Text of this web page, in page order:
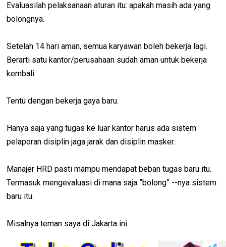
Evaluasilah pelaksanaan aturan itu: apakah masih ada yang
bolongnya.
Setelah 14 hari aman, semua karyawan boleh bekerja lagi.
Berarti satu kantor/perusahaan sudah aman untuk bekerja
kembali.
Tentu dengan bekerja gaya baru.
Hanya saja yang tugas ke luar kantor harus ada sistem
pelaporan disiplin jaga jarak dan disiplin masker.
Manajer HRD pasti mampu mendapat beban tugas baru itu.
Termasuk mengevaluasi di mana saja ”bolong” --nya sistem
baru itu.
Misalnya teman saya di Jakarta ini.